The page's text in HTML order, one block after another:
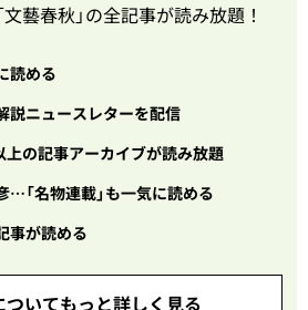
藝春秋」の全記事が読み放題！
読める
説ニュースレターを配信
の記事アーカイブが読み放題
…「名物連載」も一気に読める
事が読める
いてもっと詳しく見る